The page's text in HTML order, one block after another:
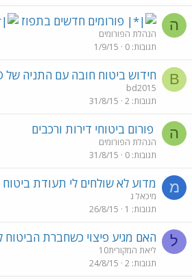
ה פורומים חדשים בתפוז
הנהלת הפורומים
תגובות 0
1/9/15
B חידוש ביטוח חובה עם התניה של ISO
bd2015
תגובות 2
31/8/15
ה פורום ביטוחי דירות ורכבים
הנהלת הפורומים
תגובות 0
31/8/15
מ מדוע לא שולחים לי תעודת
מיכאל ג
תגובות 1
26/8/15
ל האם מגיע פיצוי כשחברת הביטוח
ליאת המקורית10
תגובות 2
24/8/15